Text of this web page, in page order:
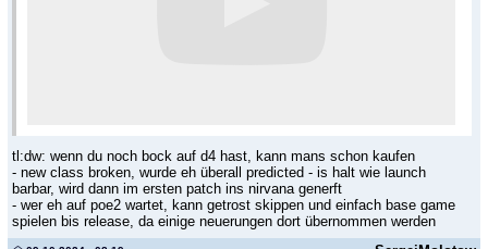
tl:dw: wenn du noch bock auf d4 hast, kann mans schon kaufen
- new class broken, wurde eh überall predicted - is halt wie launch
barbar, wird dann im ersten patch ins nirvana generft
- wer eh auf poe2 wartet, kann getrost skippen und einfach base game
spielen bis release, da einige neuerungen dort übernommen werden